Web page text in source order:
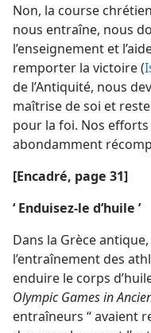
Non, la course
nous entraîne, nous
l’enseignement et
remporter la victoire (
de l’Antiquité, nous
maîtrise de soi et
pour la foi. Nos
abondamment
[Encadré, page 31]
‘ Enduisez-le d’huile ’
Dans la Grèce
l’entraînement des
enduire le corps
Olympic Games in
entraîneurs “ avaient